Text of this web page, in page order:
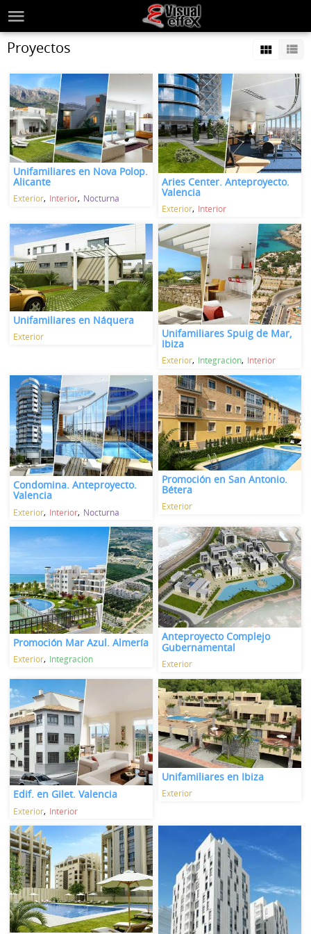
Proyectos
Unifamiliares en Nova Polop.
Alicante
Exterior Interior Nocturna
Aries Center. Anteproyecto.
Valencia
Exterior Interior
Unifamiliares en Náquera
Exterior
Unifamiliares Spuig de Mar,
Ibiza
Exterior Integración Interior
Condomina. Anteproyecto.
Valencia
Exterior Interior Nocturna
Promoción en San Antonio.
Bétera
Exterior
Promoción Mar Azul. Almería
Exterior Integración
Anteproyecto Complejo
Gubernamental
Exterior
Edif. en Gilet. Valencia
Exterior Interior
Unifamiliares en Ibiza
Exterior